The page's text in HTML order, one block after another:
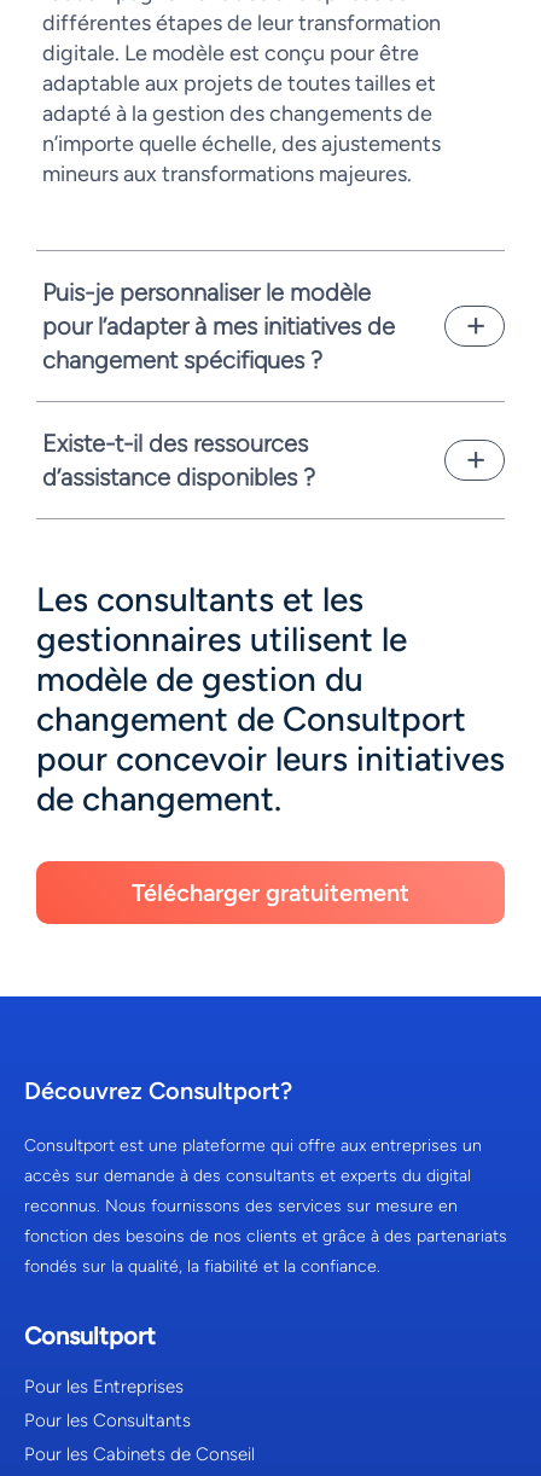
différentes étapes de leur transformation
digitale. Le modèle est conçu pour être
adaptable aux projets de toutes tailles et
adapté à la gestion des changements de
n’importe quelle échelle, des ajustements
mineurs aux transformations majeures.
Puis-je personnaliser le modèle
pour l’adapter à mes initiatives de
changement spécifiques ?
l’adapter aux besoins de vos projets de
changement.
Existe-t-il des ressources
d’assistance disponibles ?
consultez le modèle de gestion du
changement ADKAR de Consultport.
Les consultants et les
gestionnaires utilisent le
modèle de gestion du
changement de Consultport
pour concevoir leurs initiatives
de changement.
Télécharger gratuitement
Découvrez Consultport?
Consultport est une plateforme qui offre aux entreprises un
accès sur demande à des consultants et experts du digital
reconnus. Nous fournissons des services sur mesure en
fonction des besoins de nos clients et grâce à des partenariats
fondés sur la qualité, la fiabilité et la confiance.
Consultport
Pour les Entreprises
Pour les Consultants
Pour les Cabinets de Conseil